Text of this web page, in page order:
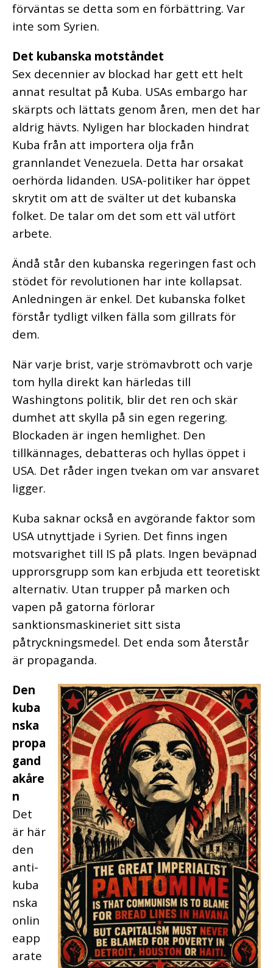
förväntas se detta som en förbättring. Var
inte som Syrien.
Det kubanska motståndet
Sex decennier av blockad har gett ett helt
annat resultat på Kuba. USAs embargo har
skärpts och lättats genom åren, men det har
aldrig hävts. Nyligen har blockaden hindrat
Kuba från att importera olja från
grannlandet Venezuela. Detta har orsakat
oerhörda lidanden. USA-politiker har öppet
skrytit om att de svälter ut det kubanska
folket. De talar om det som ett väl utfört
arbete.
Ändå står den kubanska regeringen fast och
stödet för revolutionen har inte kollapsat.
Anledningen är enkel. Det kubanska folket
förstår tydligt vilken fälla som gillrats för
dem.
När varje brist, varje strömavbrott och varje
tom hylla direkt kan härledas till
Washingtons politik, blir det ren och skär
dumhet att skylla på sin egen regering.
Blockaden är ingen hemlighet. Den
tillkännages, debatteras och hyllas öppet i
USA. Det råder ingen tvekan om var ansvaret
ligger.
Kuba saknar också en avgörande faktor som
USA utnyttjade i Syrien. Det finns ingen
motsvarighet till IS på plats. Ingen beväpnad
upprorsgrupp som kan erbjuda ett teoretiskt
alternativ. Utan trupper på marken och
vapen på gatorna förlorar
sanktionsmaskineriet sitt sista
påtryckningsmedel. Det enda som återstår
är propaganda.
Den
kuba
nska
propa
gand
akåre
n
Det
är här
den
anti-
kuba
nska
onlin
eapp
arate